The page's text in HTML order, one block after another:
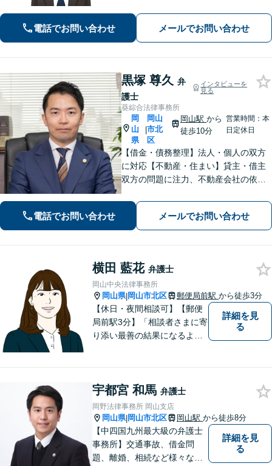
電話でお問い合わせ メールでお問い合わせ
黒塚 尊久 弁
護士
インタビューを
見る
葵綜合法律事務所
岡
山
県
|
岡山
市北
区
岡山駅 から
徒歩10分
営業時間：本
日定休日
【借金・債務整理】法人・個人の双方
に対応【不動産・住まい】貸主・借主
双方の問題に注力、不動産会社の依頼
通。その他労働事件もカバー【行政事
件】学校トラブル・いじめ問題に注力
【企業法務】予防法務・紛争対応お任
せください。
電話でお問い合わせ メールでお問い合わせ
横田 藍花 弁護士
岡山中央法律事務所
岡山県|岡山市北区 郵便局前駅 から徒歩3分
【休日・夜間相談可】【郵便
局前駅3分】「相談者さまに寄
り添い最善の結果になるよう
よる不当な取り調べや身体拘
束から、依頼者さまの利益を
守ります【完全個室相談】
詳細を見
る
宇都宮 和馬 弁護士
岡野法律事務所 岡山支店
岡山県|岡山市北区 岡山駅 から徒歩8分
【中四国九州最大級の弁護士
事務所】交通事故、借金問
題、離婚、相続など様々な問
詳細を見
る